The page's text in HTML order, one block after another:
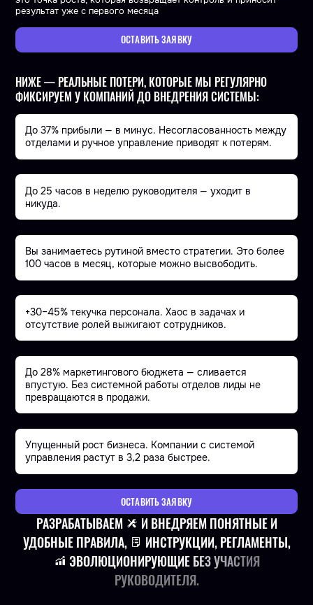
результат уже с первого месяца
ОСТАВИТЬ ЗАЯВКУ
НИЖЕ — РЕАЛЬНЫЕ ПОТЕРИ, КОТОРЫЕ МЫ РЕГУЛЯРНО
ФИКСИРУЕМ У КОМПАНИЙ ДО ВНЕДРЕНИЯ СИСТЕМЫ:
До 37% прибыли — в минус. Несогласованность между
отделами и ручное управление приводят к потерям.
До 25 часов в неделю руководителя — уходит в
никуда.
Вы занимаетесь рутиной вместо стратегии. Это более
100 часов в месяц, которые можно высвободить.
+30–45% текучка персонала. Хаос в задачах и
отсутствие ролей выжигают сотрудников.
До 28% маркетингового бюджета — сливается
впустую. Без системной работы отделов лиды не
превращаются в продажи.
Упущенный рост бизнеса. Компании с системой
управления растут в 3,2 раза быстрее.
ОСТАВИТЬ ЗАЯВКУ
РАЗРАБАТЫВАЕМ
И ВНЕДРЯЕМ ПОНЯТНЫЕ И
УДОБНЫЕ ПРАВИЛА,
ИНСТРУКЦИИ, РЕГЛАМЕНТЫ,
ЭВОЛЮЦИОНИРУЮЩИЕ БЕЗ УЧАСТИЯ
РУКОВОДИТЕЛЯ.